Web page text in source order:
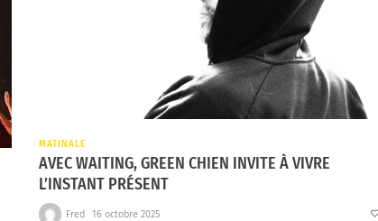
MATINALE
AVEC WAITING, GREEN CHIEN INVITE À VIVRE
L’INSTANT PRÉSENT
Fred 16 octobre 2025